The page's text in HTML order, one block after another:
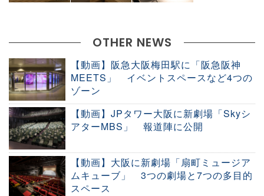
OTHER NEWS
【動画】阪急大阪梅田駅に「阪急阪神
MEETS」 イベントスペースなど4つの
ゾーン
【動画】JPタワー大阪に新劇場「Skyシ
アターMBS」 報道陣に公開
【動画】大阪に新劇場「扇町ミュージア
ムキューブ」 3つの劇場と7つの多目的
スペース